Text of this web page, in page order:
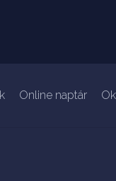
Online naptár